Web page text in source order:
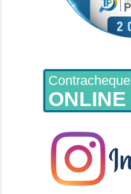
Contracheque
ONLINE